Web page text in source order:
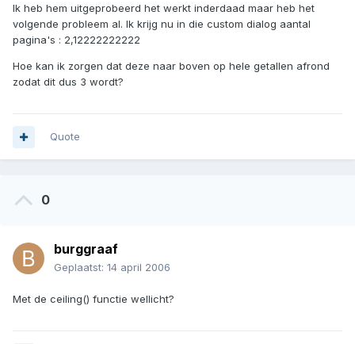
Ik heb hem uitgeprobeerd het werkt inderdaad maar heb het
volgende probleem al. Ik krijg nu in die custom dialog aantal
pagina's : 2,12222222222
Hoe kan ik zorgen dat deze naar boven op hele getallen afrond
zodat dit dus 3 wordt?
Quote
0
burggraaf
Geplaatst: 14 april 2006
Met de ceiling() functie wellicht?